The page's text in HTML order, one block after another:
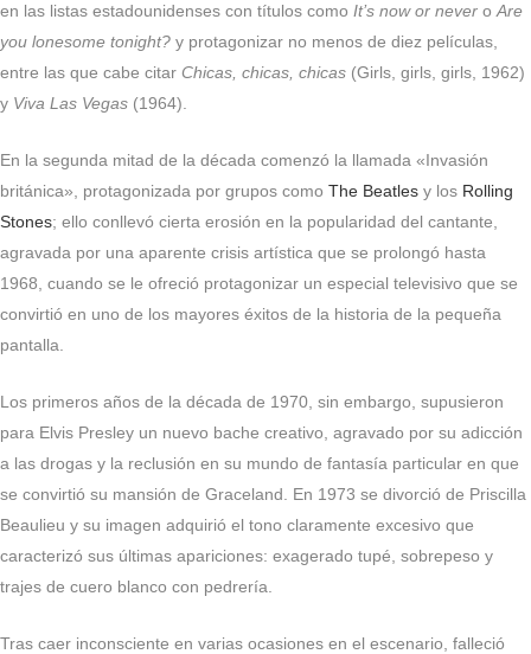
en las listas estadounidenses con títulos como It’s now or never o Are
you lonesome tonight? y protagonizar no menos de diez películas,
entre las que cabe citar Chicas, chicas, chicas (Girls, girls, girls, 1962)
y Viva Las Vegas (1964).
En la segunda mitad de la década comenzó la llamada «Invasión
británica», protagonizada por grupos como The Beatles y los Rolling
Stones; ello conllevó cierta erosión en la popularidad del cantante,
agravada por una aparente crisis artística que se prolongó hasta
1968, cuando se le ofreció protagonizar un especial televisivo que se
convirtió en uno de los mayores éxitos de la historia de la pequeña
pantalla.
Los primeros años de la década de 1970, sin embargo, supusieron
para Elvis Presley un nuevo bache creativo, agravado por su adicción
a las drogas y la reclusión en su mundo de fantasía particular en que
se convirtió su mansión de Graceland. En 1973 se divorció de Priscilla
Beaulieu y su imagen adquirió el tono claramente excesivo que
caracterizó sus últimas apariciones: exagerado tupé, sobrepeso y
trajes de cuero blanco con pedrería.
Tras caer inconsciente en varias ocasiones en el escenario, falleció